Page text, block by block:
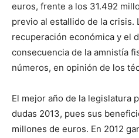
euros, frente a los 31.492
previo al estallido de la crisis.
recuperación económica y el
consecuencia de la amnistía
números, en opinión de los
El mejor año de la legislatura
dudas 2013, pues sus
millones de euros. En 2012